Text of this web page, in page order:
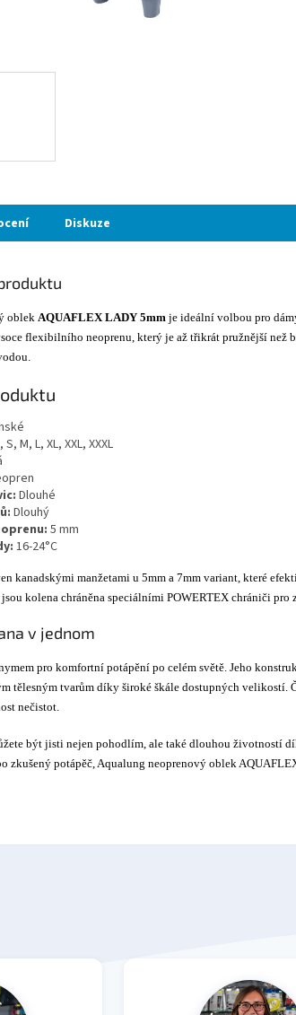
Diskuze
oblek AQUAFLEX LADY 5mm je ideální volbou pro
flexibilního neoprenu, který je až třikrát pružnější než
S, M, L, XL, XXL, XXXL
Dlouhé
Dlouhý
5 mm
16-24°C
kanadskými manžetami u 5mm a 7mm variant, které
kolena chráněna speciálními POWERTEX chrániči
v jednom
pro komfortní potápění po celém světě. Jeho
tělesným tvarům díky široké škále dostupných velikostí.
nečistot.
být jisti nejen pohodlím, ale také dlouhou životností
zkušený potápěč, Aqualung neoprenový oblek